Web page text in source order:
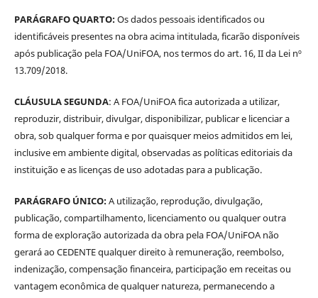
PARÁGRAFO QUARTO:Os dados pessoais identificados ou
identificáveis presentes na obra acima intitulada, ficarão disponíveis
após publicação pela FOA/UniFOA, nos termos do art. 16, II da Lei nº
13.709/2018.
CLÁUSULA SEGUNDA: A FOA/UniFOA fica autorizada a utilizar,
reproduzir, distribuir, divulgar, disponibilizar, publicar e licenciar a
obra, sob qualquer forma e por quaisquer meios admitidos em lei,
inclusive em ambiente digital, observadas as políticas editoriais da
instituição e as licenças de uso adotadas para a publicação.
PARÁGRAFO ÚNICO:A utilização, reprodução, divulgação,
publicação, compartilhamento, licenciamento ou qualquer outra
forma de exploração autorizada da obra pela FOA/UniFOA não
gerará ao CEDENTE qualquer direito à remuneração, reembolso,
indenização, compensação financeira, participação em receitas ou
vantagem econômica de qualquer natureza, permanecendo a